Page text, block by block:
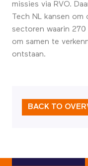
missies via RVO.
Tech NL kansen
sectoren waarin
om samen te
ontstaan.
BACK TO